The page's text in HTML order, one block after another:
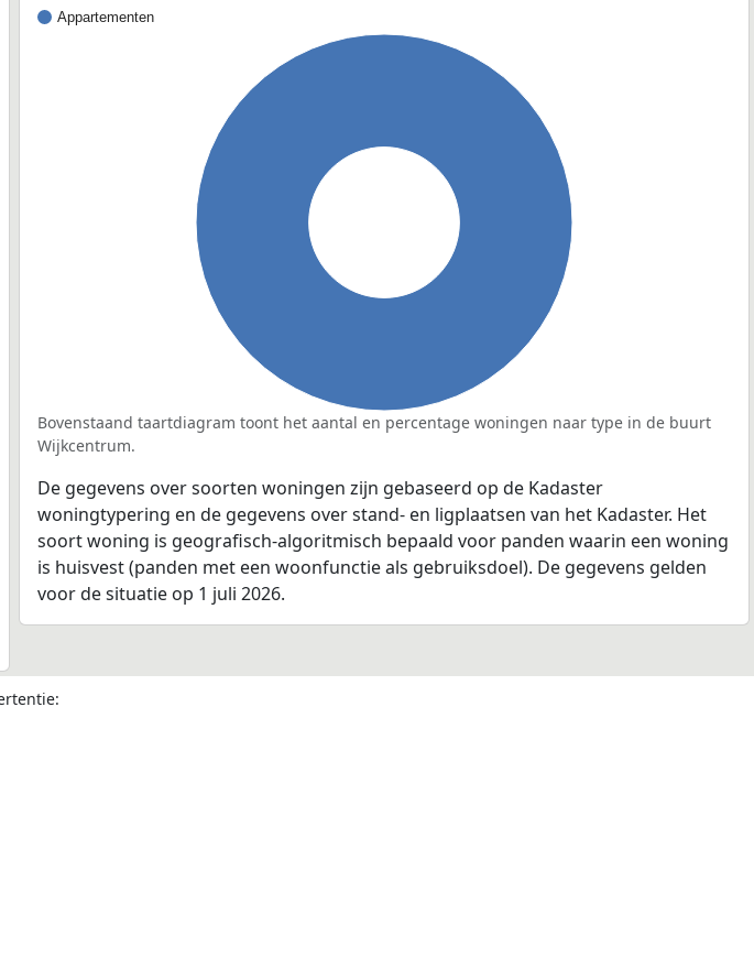
Appartementen
Bovenstaand taartdiagram toont het aantal en percentage woningen naar type in de buurt
Wijkcentrum.
De gegevens over soorten woningen zijn gebaseerd op de Kadaster
woningtypering en de gegevens over stand- en ligplaatsen van het Kadaster. Het
soort woning is geografisch-algoritmisch bepaald voor panden waarin een woning
is huisvest (panden met een woonfunctie als gebruiksdoel). De gegevens gelden
voor de situatie op 1 juli 2026.